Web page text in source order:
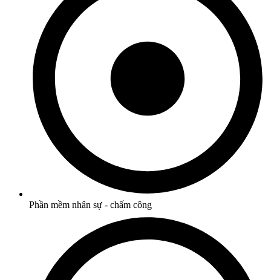
Phần mềm nhân sự - chấm công